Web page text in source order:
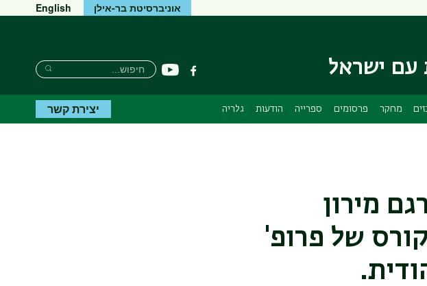
אוניברסיטת בר-אילן English
עם ישראל פייסבוקיוטיוב
חיפוש
חיפוש
חיפוש
מחקר פרסומים ספרייה הודעות גלריה יצירת קשר
מירון
של פרופ'